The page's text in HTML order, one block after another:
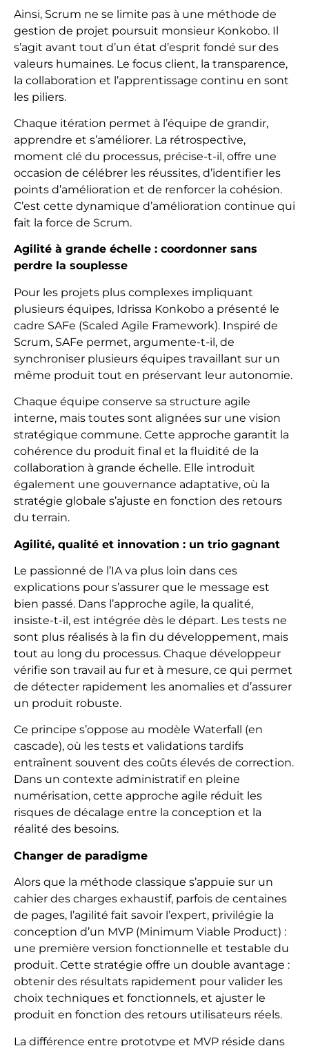
Ainsi, Scrum ne se limite pas à une méthode de
gestion de projet poursuit monsieur Konkobo. Il
s’agit avant tout d’un état d’esprit fondé sur des
valeurs humaines. Le focus client, la transparence,
la collaboration et l’apprentissage continu en sont
les piliers.
Chaque itération permet à l’équipe de grandir,
apprendre et s’améliorer. La rétrospective,
moment clé du processus, précise-t-il, offre une
occasion de célébrer les réussites, d’identifier les
points d’amélioration et de renforcer la cohésion.
C’est cette dynamique d’amélioration continue qui
fait la force de Scrum.
Agilité à grande échelle : coordonner sans
perdre la souplesse
Pour les projets plus complexes impliquant
plusieurs équipes, Idrissa Konkobo a présenté le
cadre SAFe (Scaled Agile Framework). Inspiré de
Scrum, SAFe permet, argumente-t-il, de
synchroniser plusieurs équipes travaillant sur un
même produit tout en préservant leur autonomie.
Chaque équipe conserve sa structure agile
interne, mais toutes sont alignées sur une vision
stratégique commune. Cette approche garantit la
cohérence du produit final et la fluidité de la
collaboration à grande échelle. Elle introduit
également une gouvernance adaptative, où la
stratégie globale s’ajuste en fonction des retours
du terrain.
Agilité, qualité et innovation : un trio gagnant
Le passionné de l’IA va plus loin dans ces
explications pour s’assurer que le message est
bien passé. Dans l’approche agile, la qualité,
insiste-t-il, est intégrée dès le départ. Les tests ne
sont plus réalisés à la fin du développement, mais
tout au long du processus. Chaque développeur
vérifie son travail au fur et à mesure, ce qui permet
de détecter rapidement les anomalies et d’assurer
un produit robuste.
Ce principe s’oppose au modèle Waterfall (en
cascade), où les tests et validations tardifs
entraînent souvent des coûts élevés de correction.
Dans un contexte administratif en pleine
numérisation, cette approche agile réduit les
risques de décalage entre la conception et la
réalité des besoins.
Changer de paradigme
Alors que la méthode classique s’appuie sur un
cahier des charges exhaustif, parfois de centaines
de pages, l’agilité fait savoir l’expert, privilégie la
conception d’un MVP (Minimum Viable Product) :
une première version fonctionnelle et testable du
produit. Cette stratégie offre un double avantage :
obtenir des résultats rapidement pour valider les
choix techniques et fonctionnels, et ajuster le
produit en fonction des retours utilisateurs réels.
La différence entre prototype et MVP réside dans